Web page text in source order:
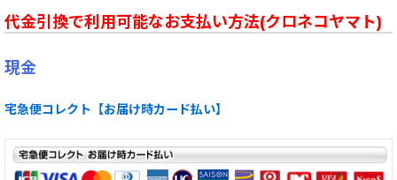
代金引換で利用可能なお支払い方法(クロネコヤマト)
現金
宅急便コレクト【お届け時カード払い】